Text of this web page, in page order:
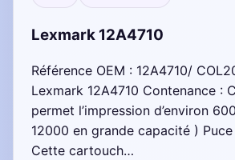
Lexmark 12A4710
Référence OEM : 12A4710/
Lexmark 12A4710 Contenance :
permet l’impression d’environ
12000 en grande capacité )
Cette cartouch…